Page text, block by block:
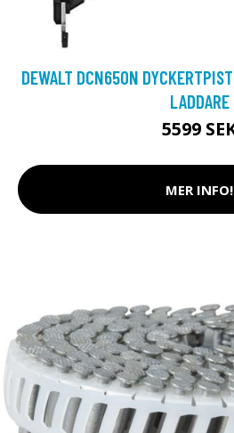
DEWALT DCN650N
LADDARE
5599
MER INFO!